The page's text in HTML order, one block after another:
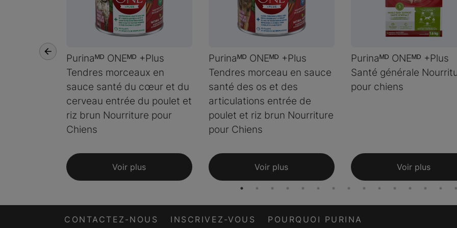
Purinaᴹᴰ ONEᴹᴰ +Plus
Tendres morceaux en
sauce santé du cœur et du
cerveau entrée du poulet et
riz brun Nourriture pour
Chiens
Voir plus
Purinaᴹᴰ ONEᴹᴰ +Plus
Tendres morceau en sauce
santé des os et des
articulations entrée de
poulet et riz brun Nourriture
pour Chiens
Voir plus
Purinaᴹᴰ ONEᴹᴰ +Plus
Santé générale
pour chiens
Voir plus
CONTACTEZ-NOUS INSCRIVEZ-VOUS
POURQUOI PURINA